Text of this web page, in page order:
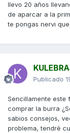
llevo 20 años
de aparcar a la
te pongas nervi
Publicado
Sencillamente este
comprar la burra
sabios consejos,
problema, tendré